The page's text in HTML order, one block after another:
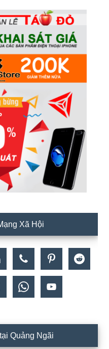
Xã Hội
Quảng Ngãi